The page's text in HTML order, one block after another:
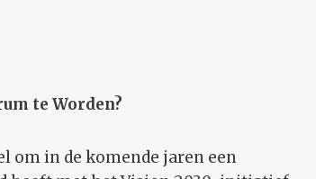
te Worden?
om in de komende jaren een